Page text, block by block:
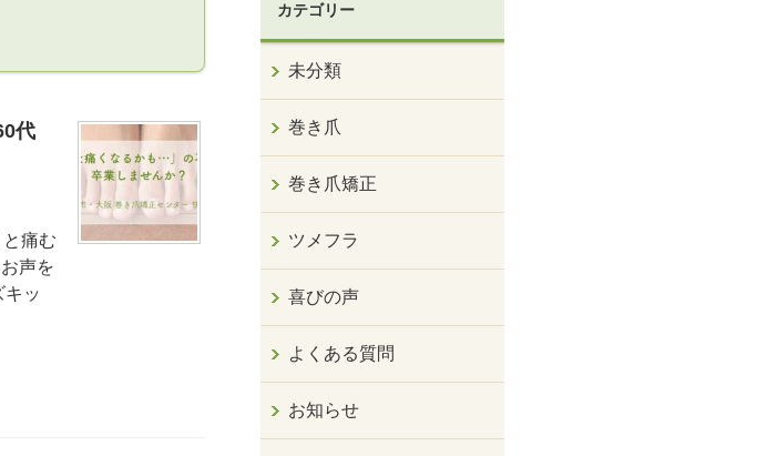
代
痛む
声を
ッ
カテゴリー
未分類
巻き爪
巻き爪矯正
ツメフラ
喜びの声
よくある質問
お知らせ